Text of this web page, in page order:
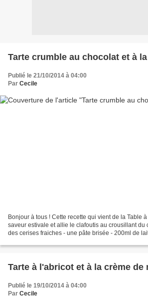
Tarte crumble au chocolat et à
Publié le 21/10/2014 à 04:00
Par Cecile
Bonjour à tous ! Cette recette qui vient de la Table
saveur estivale et allie le clafoutis au crousillant du
des cerises fraiches - une pâte brisée - 200ml de
Tarte à l'abricot et à la crème de
Publié le 19/10/2014 à 04:00
Par Cecile